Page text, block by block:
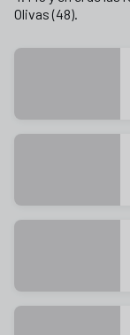
Olivas (48).